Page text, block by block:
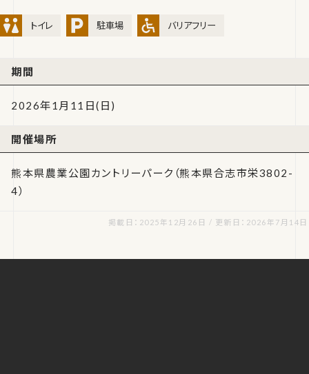
トイレ 駐車場 バリアフリー
期間
2026年1月11日(日)
開催場所
熊本県農業公園カントリーパーク（熊本県合志市栄3802-
4）
掲載日：2025年12月26日 / 更新日：2026年7月14日